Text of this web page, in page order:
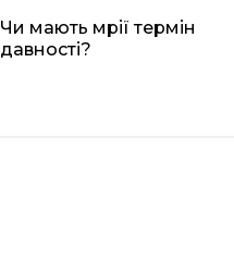
Чи мають мрії термін
давності?